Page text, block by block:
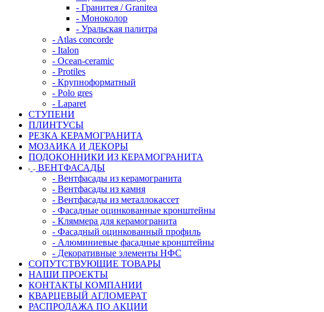
- Гранитея / Granitea
- Моноколор
- Уральская палитра
- Atlas concorde
- Italon
- Ocean-ceramic
- Protiles
- Крупноформатный
- Polo gres
- Laparet
СТУПЕНИ
ПЛИНТУСЫ
РЕЗКА КЕРАМОГРАНИТА
МОЗАИКА И ДЕКОРЫ
ПОДОКОННИКИ ИЗ КЕРАМОГРАНИТА
ВЕНТФАСАДЫ
- Вентфасады из керамогранита
- Вентфасады из камня
- Вентфасады из металлокассет
- Фасадные оцинкованные кронштейны
- Кляммера для керамогранита
- Фасадный оцинкованный профиль
- Алюминиевые фасадные кронштейны
- Декоративные элементы НФС
СОПУТСТВУЮЩИЕ ТОВАРЫ
НАШИ ПРОЕКТЫ
КОНТАКТЫ КОМПАНИИ
КВАРЦЕВЫЙ АГЛОМЕРАТ
РАСПРОДАЖА ПО АКЦИИ